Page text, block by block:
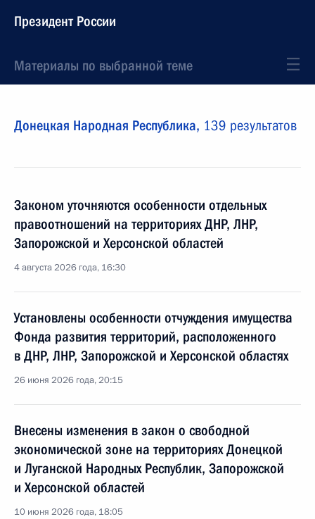
Президент России
Материалы по выбранной теме
Донецкая Народная Республика, 139 результатов
Законом уточняются особенности отдельных
правоотношений на территориях ДНР, ЛНР,
Запорожской и Херсонской областей
4 августа 2026 года, 16:30
Установлены особенности отчуждения имущества
Фонда развития территорий, расположенного
в ДНР, ЛНР, Запорожской и Херсонской областях
26 июня 2026 года, 20:15
Внесены изменения в закон о свободной
экономической зоне на территориях Донецкой
и Луганской Народных Республик, Запорожской
и Херсонской областей
10 июня 2026 года, 18:05